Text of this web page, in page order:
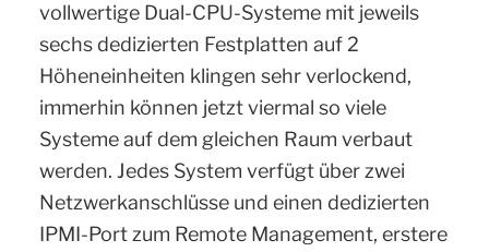
vollwertige Dual-CPU-Systeme mit jeweils
sechs dedizierten Festplatten auf 2
Höheneinheiten klingen sehr verlockend,
immerhin können jetzt viermal so viele
Systeme auf dem gleichen Raum verbaut
werden. Jedes System verfügt über zwei
Netzwerkanschlüsse und einen dedizierten
IPMI-Port zum Remote Management, erstere